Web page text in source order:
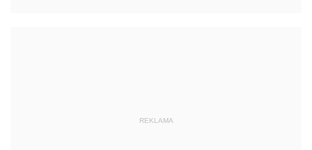
REKLAMA